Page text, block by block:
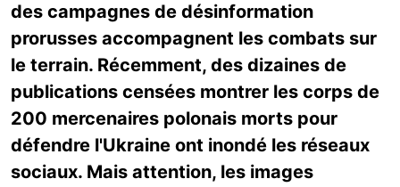
des campagnes de désinformation
prorusses accompagnent les combats sur
le terrain. Récemment, des dizaines de
publications censées montrer les corps de
200 mercenaires polonais morts pour
défendre l'Ukraine ont inondé les réseaux
sociaux. Mais attention, les images